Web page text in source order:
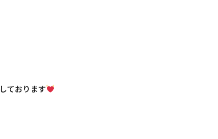
ております